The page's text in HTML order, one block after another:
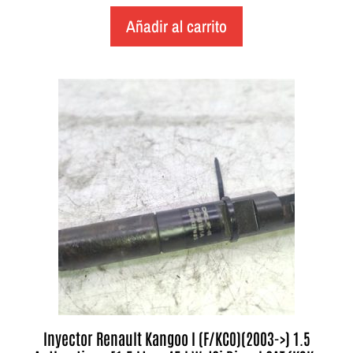
Añadir al carrito
Inyector Renault Kangoo I (F/KC0)(2003->) 1.5